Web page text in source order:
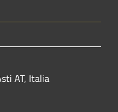
AT, Italia